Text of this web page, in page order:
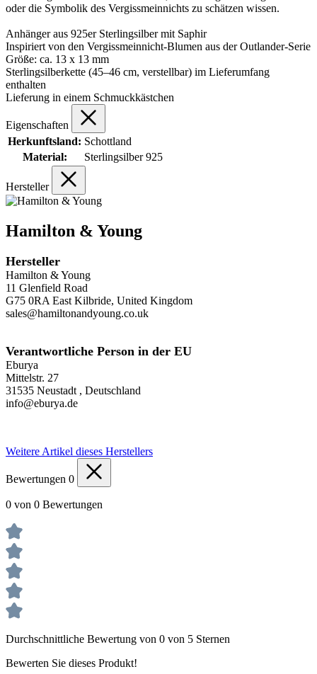
oder die Symbolik des Vergissmeinnichts zu schätzen wissen.
Anhänger aus 925er Sterlingsilber mit Saphir
Inspiriert von den Vergissmeinnicht-Blumen aus der Outlander-Serie
Größe: ca. 13 x 13 mm
Sterlingsilberkette (45–46 cm, verstellbar) im Lieferumfang
enthalten
Lieferung in einem Schmuckkästchen
Eigenschaften
Herkunftsland: Schottland
Material:
Sterlingsilber 925
Hersteller
Hamilton & Young
Hersteller
Hamilton & Young
11 Glenfield Road
G75 0RA East Kilbride, United Kingdom
sales@hamiltonandyoung.co.uk
Verantwortliche Person in der EU
Eburya
Mittelstr. 27
31535 Neustadt , Deutschland
info@eburya.de
Weitere Artikel dieses Herstellers
Bewertungen 0
0 von 0 Bewertungen
Durchschnittliche Bewertung von 0 von 5 Sternen
Bewerten Sie dieses Produkt!